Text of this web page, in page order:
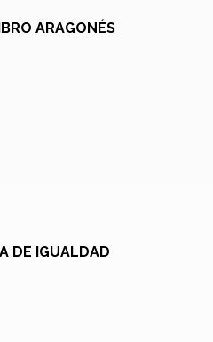
ARAGONÉS
DE IGUALDAD